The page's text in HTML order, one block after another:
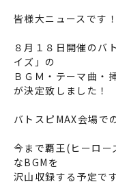
皆様大ニュースです！
８月１８日開催のバ
イズ」の
ＢＧＭ・テーマ曲・
が決定致しました！
バトスピMAX会場で
今まで覇王(ヒーロー
なBGMを
沢山収録する予定で